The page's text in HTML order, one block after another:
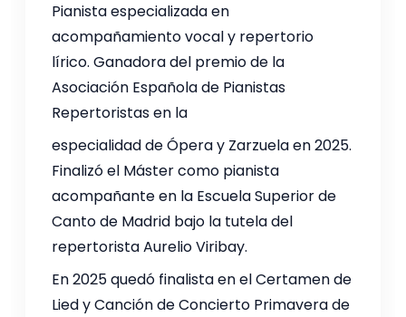
Pianista especializada en
acompañamiento vocal y repertorio
lírico. Ganadora del premio de la
Asociación Española de Pianistas
Repertoristas en la
especialidad de Ópera y Zarzuela en 2025.
Finalizó el Máster como pianista
acompañante en la Escuela Superior de
Canto de Madrid bajo la tutela del
repertorista Aurelio Viribay.
En 2025 quedó finalista en el Certamen de
Lied y Canción de Concierto Primavera de